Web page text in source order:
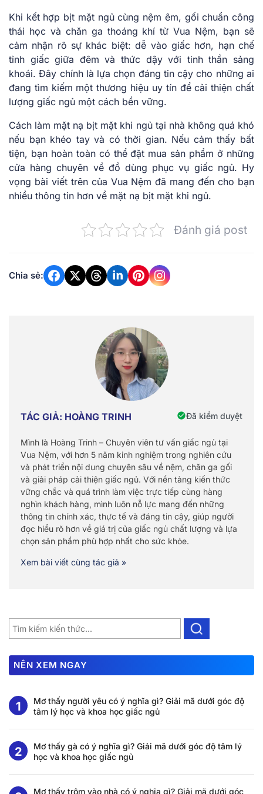
Khi kết hợp bịt mặt ngủ cùng nệm êm, gối chuẩn công
thái học và chăn ga thoáng khí từ Vua Nệm, bạn sẽ
cảm nhận rõ sự khác biệt: dễ vào giấc hơn, hạn chế
tỉnh giấc giữa đêm và thức dậy với tinh thần sảng
khoái. Đây chính là lựa chọn đáng tin cậy cho những ai
đang tìm kiếm một thương hiệu uy tín để cải thiện chất
lượng giấc ngủ một cách bền vững.
Cách làm mặt nạ bịt mặt khi ngủ tại nhà không quá khó
nếu bạn khéo tay và có thời gian. Nếu cảm thấy bất
tiện, bạn hoàn toàn có thể đặt mua sản phẩm ở những
cửa hàng chuyên về đồ dùng phục vụ giấc ngủ. Hy
vọng bài viết trên của Vua Nệm đã mang đến cho bạn
nhiều thông tin hơn về mặt nạ bịt mặt khi ngủ.
Đánh giá post
Chia sẻ:
TÁC GIẢ: HOÀNG TRINH Đã kiểm duyệt
Mình là Hoàng Trinh – Chuyên viên tư vấn giấc ngủ tại
Vua Nệm, với hơn 5 năm kinh nghiệm trong nghiên cứu
và phát triển nội dung chuyên sâu về nệm, chăn ga gối
và giải pháp cải thiện giấc ngủ. Với nền tảng kiến thức
vững chắc và quá trình làm việc trực tiếp cùng hàng
nghìn khách hàng, mình luôn nỗ lực mang đến những
thông tin chính xác, thực tế và đáng tin cậy, giúp người
đọc hiểu rõ hơn về giá trị của giấc ngủ chất lượng và lựa
chọn sản phẩm phù hợp nhất cho sức khỏe.
Xem bài viết cùng tác giả »
NÊN XEM NGAY
Mơ thấy người yêu có ý nghĩa gì? Giải mã dưới góc độ
tâm lý học và khoa học giấc ngủ
Mơ thấy gà có ý nghĩa gì? Giải mã dưới góc độ tâm lý
học và khoa học giấc ngủ
Mơ thấy trộm vào nhà có ý nghĩa gì? Giải mã dưới góc